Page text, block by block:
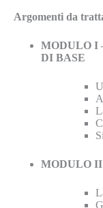
Argomenti da
MODULO I
DI BASE
MODULO